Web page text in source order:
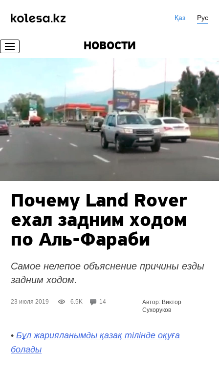
Қаз Рус
НОВОСТИ
Почему Land Rover
ехал задним ходом
по Аль-Фараби
Самое нелепое объяснение причины езды
задним ходом.
23 июля 2019 6.5K 14
Автор: Виктор
Сухоруков
•Бұл жарияланымды қазақ тілінде оқуға
болады